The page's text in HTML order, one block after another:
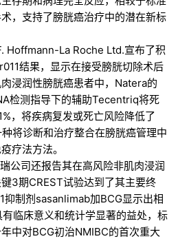
，支持了膀胱癌治疗中的潜在新标
Hoffmann-La Roche Ltd.宣布了积
结果，显示在接受膀胱切除术后
浸润性膀胱癌患者中，Natera的
检测指导下的辅助Tecentriq将死
，将疾病复发或死亡风险降低了
将诊断和治疗整合在膀胱癌管理中
疗法方法。
公司还报告其在高风险非肌肉浸润
3期CREST试验达到了其主要终
抑制剂sasanlimab加BCG显示出相
临床意义和统计学显著的益处，标
中对BCG初治NMIBC的首次重大